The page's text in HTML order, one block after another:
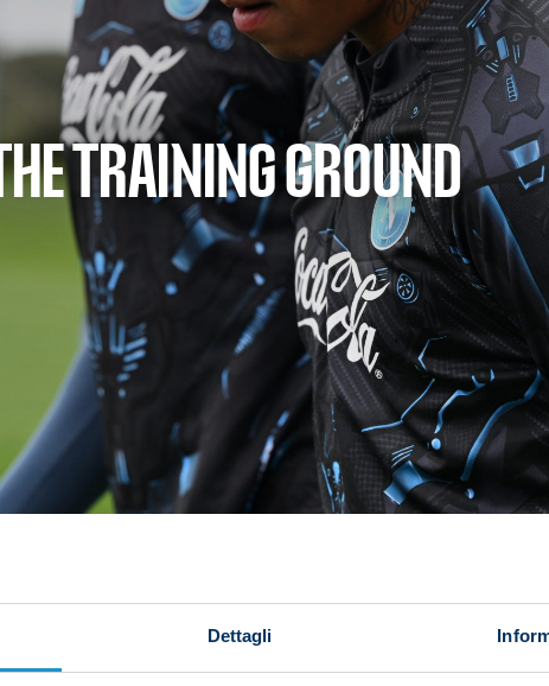
Dettagli
TRAINING GROUND
morning following their match at Atalanta. Their